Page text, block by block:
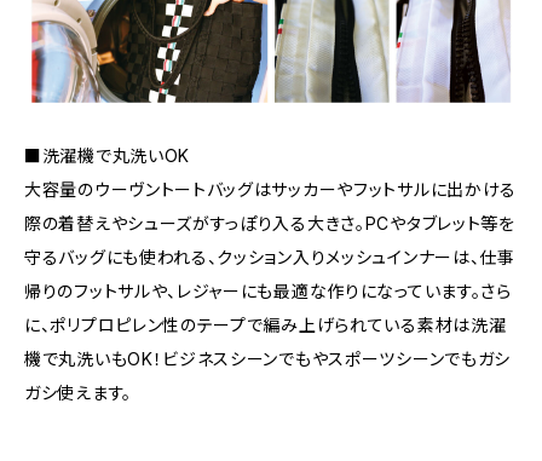
■洗濯機で丸洗いOK
大容量のウーヴントートバッグはサッカーやフットサルに出かける
際の着替えやシューズがすっぽり入る大きさ。PCやタブレット等を
守るバッグにも使われる、クッション入りメッシュインナーは、仕事
帰りのフットサルや、レジャーにも最適な作りになっています。さら
に、ポリプロピレン性のテープで編み上げられている素材は洗濯
機で丸洗いもOK！ビジネスシーンでもやスポーツシーンでもガシ
ガシ使えます。